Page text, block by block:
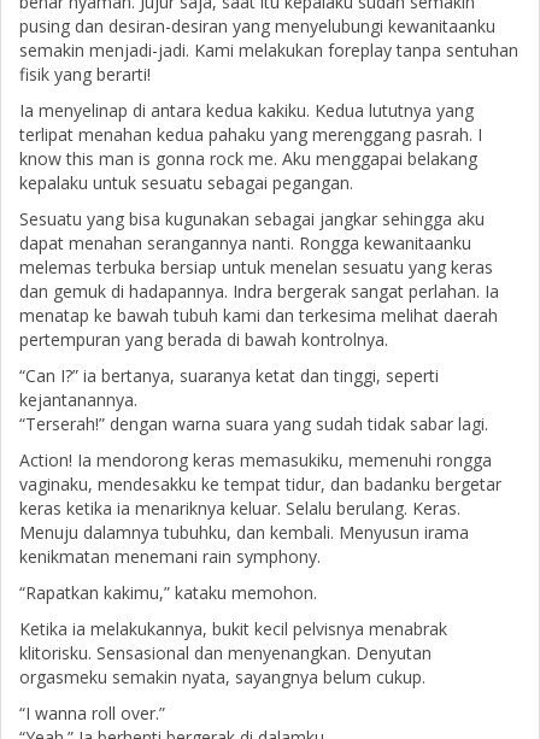
pusing dan desiran-desiran yang menyelubungi kewanitaanku
semakin menjadi-jadi. Kami melakukan foreplay tanpa sentuhan
fisik yang berarti!
Ia menyelinap di antara kedua kakiku. Kedua lututnya yang
terlipat menahan kedua pahaku yang merenggang pasrah. I
know this man is gonna rock me. Aku menggapai belakang
kepalaku untuk sesuatu sebagai pegangan.
Sesuatu yang bisa kugunakan sebagai jangkar sehingga aku
dapat menahan serangannya nanti. Rongga kewanitaanku
melemas terbuka bersiap untuk menelan sesuatu yang keras
dan gemuk di hadapannya. Indra bergerak sangat perlahan. Ia
menatap ke bawah tubuh kami dan terkesima melihat daerah
pertempuran yang berada di bawah kontrolnya.
“Can I?” ia bertanya, suaranya ketat dan tinggi, seperti
kejantanannya.
“Terserah!” dengan warna suara yang sudah tidak sabar lagi.
Action! Ia mendorong keras memasukiku, memenuhi rongga
vaginaku, mendesakku ke tempat tidur, dan badanku bergetar
keras ketika ia menariknya keluar. Selalu berulang. Keras.
Menuju dalamnya tubuhku, dan kembali. Menyusun irama
kenikmatan menemani rain symphony.
“Rapatkan kakimu,” kataku memohon.
Ketika ia melakukannya, bukit kecil pelvisnya menabrak
klitorisku. Sensasional dan menyenangkan. Denyutan
orgasmeku semakin nyata, sayangnya belum cukup.
“I wanna roll over.”